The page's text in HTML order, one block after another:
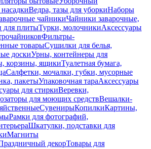
Ведра, тазы для уборкиНаборы
чайникиЧайники заварочные,
для плитыТурки, молочникиАксессуары
Фильтры-
товарыСушилки для белья,
доскиУрны, контейнеры для
корзины, ящикиТуалетная бумага,
Салфетки, мочалки, губки, мусорные
пакетыУпаковочная тараАксессуары
для стиркиВеревки,
для моющих средствВешалки-
СувенирыКопилкиКартины,
Рамки для фотографий,
Шкатулки, подставки для
Магниты
декорТовары для